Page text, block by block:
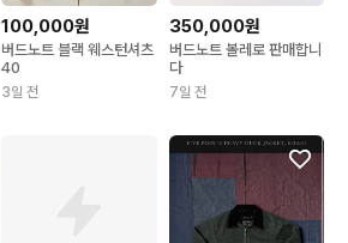
100,000원
버드노트 블랙 웨스턴셔츠
40
3일 전
350,000원
버드노트 볼레로 판매합니
다
7일 전